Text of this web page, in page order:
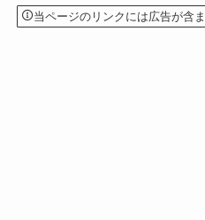
当ページのリンクには広告が含ま